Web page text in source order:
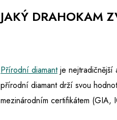
JAKÝ DRAHOKAM
Přírodní diamantje nejtradičnější
přírodní diamant drží svou
mezinárodním certifikátem (GIA,